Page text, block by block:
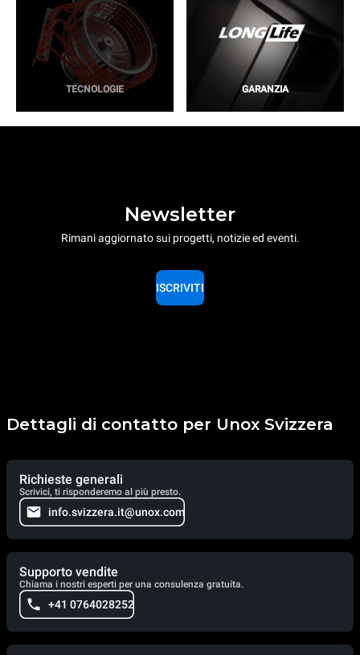
TECNOLOGIE GARANZIA
Newsletter
Rimani aggiornato sui progetti, notizie ed eventi.
ISCRIVITI
Dettagli di contatto per Unox Svizzera
Richieste generali
Scrivici, ti risponderemo al più presto.
info.svizzera.it@unox.com
Supporto vendite
Chiama i nostri esperti per una consulenza gratuita.
+41 0764028252